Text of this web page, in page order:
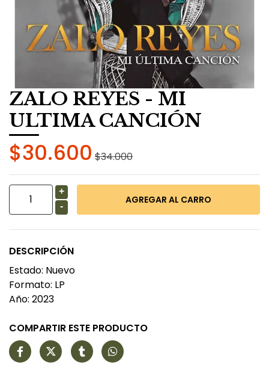
ZALO REYES - MI
ULTIMA CANCIÓN
$30.600 $34.000
+
-
DESCRIPCIÓN
Estado: Nuevo
Formato: LP
Año: 2023
COMPARTIR ESTE PRODUCTO